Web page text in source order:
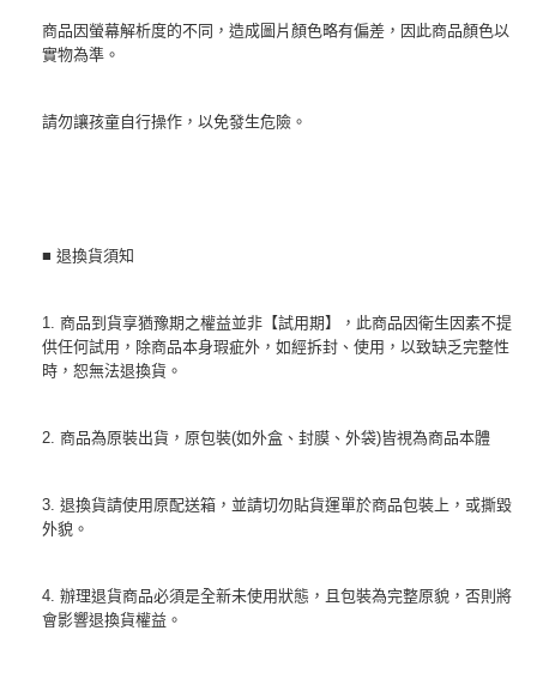
商品因螢幕解析度的不同，造成圖片顏色略有偏差，因此商品顏色以
實物為準。
請勿讓孩童自行操作，以免發生危險。
■ 退換貨須知
1. 商品到貨享猶豫期之權益並非【試用期】，此商品因衛生因素不提
供任何試用，除商品本身瑕疵外，如經拆封、使用，以致缺乏完整性
時，恕無法退換貨。
2. 商品為原裝出貨，原包裝(如外盒、封膜、外袋)皆視為商品本體
3. 退換貨請使用原配送箱，並請切勿貼貨運單於商品包裝上，或撕毀
外貌。
4. 辦理退貨商品必須是全新未使用狀態，且包裝為完整原貌，否則將
會影響退換貨權益。